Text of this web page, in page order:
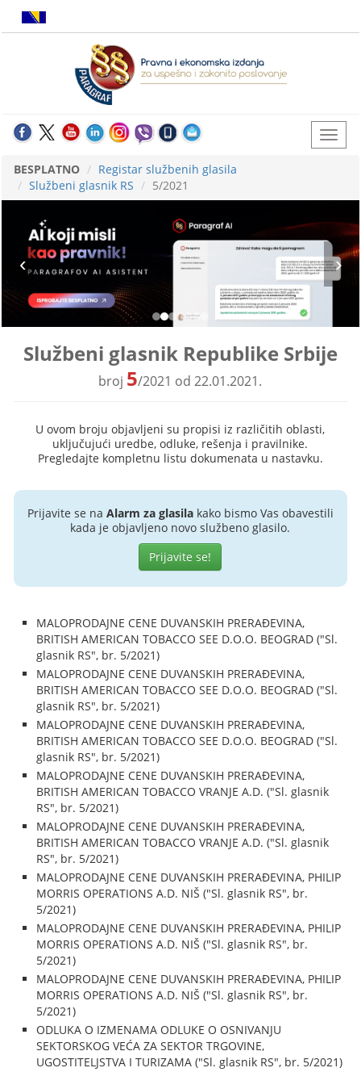
BESPLATNO
Registar službenih glasila
Službeni glasnik RS
5/2021
Službeni glasnik Republike Srbije
broj 5/2021 od 22.01.2021.
U ovom broju objavljeni su propisi iz različitih oblasti,
uključujući uredbe, odluke, rešenja i pravilnike.
Pregledajte kompletnu listu dokumenata u nastavku.
Prijavite se na Alarm za glasilakako bismo Vas obavestili
kada je objavljeno novo službeno glasilo.
Prijavite se!
MALOPRODAJNE CENE DUVANSKIH PRERAĐEVINA,
BRITISH AMERICAN TOBACCO SEE D.O.O. BEOGRAD ("Sl.
glasnik RS", br. 5/2021)
MALOPRODAJNE CENE DUVANSKIH PRERAĐEVINA,
BRITISH AMERICAN TOBACCO SEE D.O.O. BEOGRAD ("Sl.
glasnik RS", br. 5/2021)
MALOPRODAJNE CENE DUVANSKIH PRERAĐEVINA,
BRITISH AMERICAN TOBACCO SEE D.O.O. BEOGRAD ("Sl.
glasnik RS", br. 5/2021)
MALOPRODAJNE CENE DUVANSKIH PRERAĐEVINA,
BRITISH AMERICAN TOBACCO VRANJE A.D. ("Sl. glasnik
RS", br. 5/2021)
MALOPRODAJNE CENE DUVANSKIH PRERAĐEVINA,
BRITISH AMERICAN TOBACCO VRANJE A.D. ("Sl. glasnik
RS", br. 5/2021)
MALOPRODAJNE CENE DUVANSKIH PRERAĐEVINA, PHILIP
MORRIS OPERATIONS A.D. NIŠ ("Sl. glasnik RS", br.
5/2021)
MALOPRODAJNE CENE DUVANSKIH PRERAĐEVINA, PHILIP
MORRIS OPERATIONS A.D. NIŠ ("Sl. glasnik RS", br.
5/2021)
MALOPRODAJNE CENE DUVANSKIH PRERAĐEVINA, PHILIP
MORRIS OPERATIONS A.D. NIŠ ("Sl. glasnik RS", br.
5/2021)
ODLUKA O IZMENAMA ODLUKE O OSNIVANJU
SEKTORSKOG VEĆA ZA SEKTOR TRGOVINE,
UGOSTITELJSTVA I TURIZAMA ("Sl. glasnik RS", br. 5/2021)